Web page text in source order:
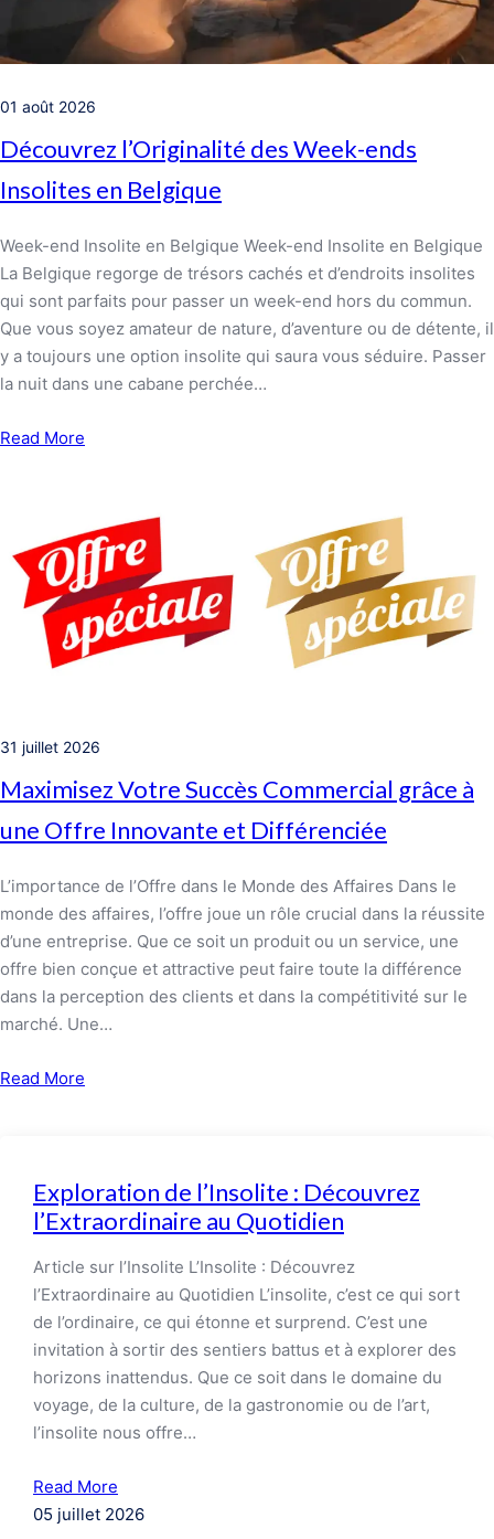
01 août 2026
Découvrez l’Originalité des Week-ends
Insolites en Belgique
Week-end Insolite en Belgique Week-end Insolite en Belgique
La Belgique regorge de trésors cachés et d’endroits insolites
qui sont parfaits pour passer un week-end hors du commun.
Que vous soyez amateur de nature, d’aventure ou de détente, il
y a toujours une option insolite qui saura vous séduire. Passer
la nuit dans une cabane perchée…
Read More
31 juillet 2026
Maximisez Votre Succès Commercial grâce à
une Offre Innovante et Différenciée
L’importance de l’Offre dans le Monde des Affaires Dans le
monde des affaires, l’offre joue un rôle crucial dans la réussite
d’une entreprise. Que ce soit un produit ou un service, une
offre bien conçue et attractive peut faire toute la différence
dans la perception des clients et dans la compétitivité sur le
marché. Une…
Read More
Exploration de l’Insolite : Découvrez
l’Extraordinaire au Quotidien
Article sur l’Insolite L’Insolite : Découvrez
l’Extraordinaire au Quotidien L’insolite, c’est ce qui sort
de l’ordinaire, ce qui étonne et surprend. C’est une
invitation à sortir des sentiers battus et à explorer des
horizons inattendus. Que ce soit dans le domaine du
voyage, de la culture, de la gastronomie ou de l’art,
l’insolite nous offre…
Read More
05 juillet 2026